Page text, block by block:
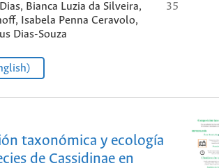
Bianca Luzia da Silveira,
Isabela Penna Ceravolo,
Dias-Souza
35
taxonómica y ecología
de Cassidinae en